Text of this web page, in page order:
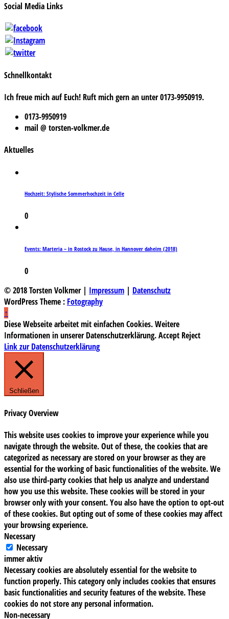
Social Media Links
Schnellkontakt
Ich freue mich auf Euch! Ruft mich gern an unter 0173-9950919.
0173-9950919
mail @ torsten-volkmer.de
Aktuelles
Hochzeit: Stylische Sommerhochzeit in Celle
0
Events: Marteria – in Rostock zu Hause, in Hannover daheim (2018)
0
© 2018 Torsten Volkmer | Impressum | Datenschutz
WordPress Theme : Fotography
↑
Diese Webseite arbeitet mit einfachen Cookies. Weitere
Informationen in unserer Datenschutzerklärung.Accept Reject
Link zur Datenschutzerklärung
Schließen
Privacy Overview
This website uses cookies to improve your experience while you
navigate through the website. Out of these, the cookies that are
categorized as necessary are stored on your browser as they are
essential for the working of basic functionalities of the website. We
also use third-party cookies that help us analyze and understand
how you use this website. These cookies will be stored in your
browser only with your consent. You also have the option to opt-out
of these cookies. But opting out of some of these cookies may affect
your browsing experience.
Necessary
Necessary
immer aktiv
Necessary cookies are absolutely essential for the website to
function properly. This category only includes cookies that ensures
basic functionalities and security features of the website. These
cookies do not store any personal information.
Non-necessary